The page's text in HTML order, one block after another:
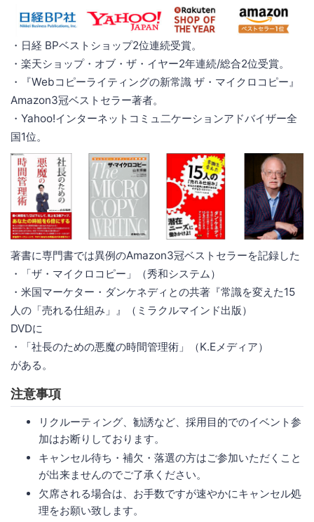
・日経 BPベストショップ2位連続受賞。
・楽天ショップ・オブ・ザ・イヤー2年連続/総合2位受賞。
・『Webコピーライティングの新常識 ザ・マイクロコピー』
Amazon3冠ベストセラー著者。
・Yahoo!インターネットコミュ二ケーションアドバイザー全
国1位。
著書に専門書では異例のAmazon3冠ベストセラーを記録した
・「ザ・マイクロコピー」（秀和システム）
・米国マーケター・ダンケネディとの共著『常識を変えた15
人の「売れる仕組み」』（ミラクルマインド出版）
DVDに
・「社長のための悪魔の時間管理術」（K.Eメディア）
がある。
注意事項
リクルーティング、勧誘など、採用目的でのイベント参
加はお断りしております。
キャンセル待ち・補欠・落選の方はご参加いただくこと
が出来ませんのでご了承ください。
欠席される場合は、お手数ですが速やかにキャンセル処
理をお願い致します。